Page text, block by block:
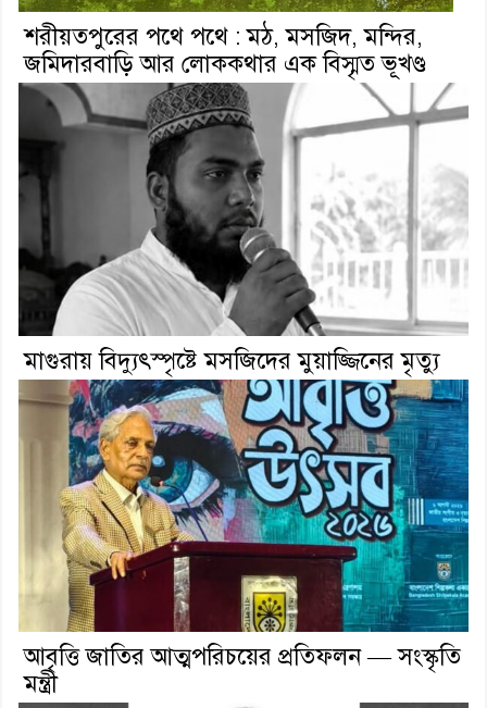
শরীয়তপুরের পথে পথে : মঠ, মসজিদ, মন্দির,
জমিদারবাড়ি আর লোককথার এক বিস্মৃত ভূখণ্ড
মাগুরায় বিদ্যুৎস্পৃষ্টে মসজিদের মুয়াজ্জিনের মৃত্যু
আবৃত্তি জাতির আত্মপরিচয়ের প্রতিফলন — সংস্কৃতি
মন্ত্রী